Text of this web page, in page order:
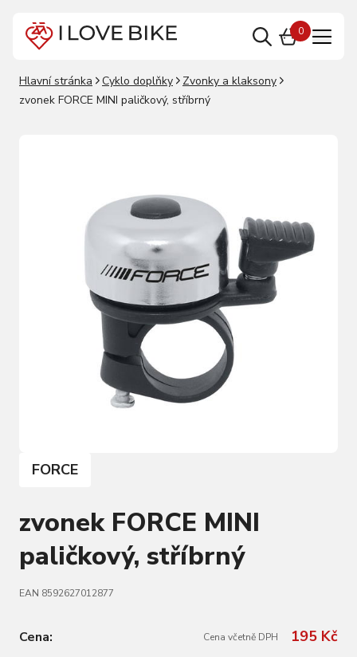
0
Hlavní stránka Cyklo doplňky
Zvonky a klaksony
zvonek FORCE MINI paličkový, stříbrný
FORCE
zvonek FORCE MINI
paličkový, stříbrný
EAN 8592627012877
Cena: Cena včetně DPH 195 Kč